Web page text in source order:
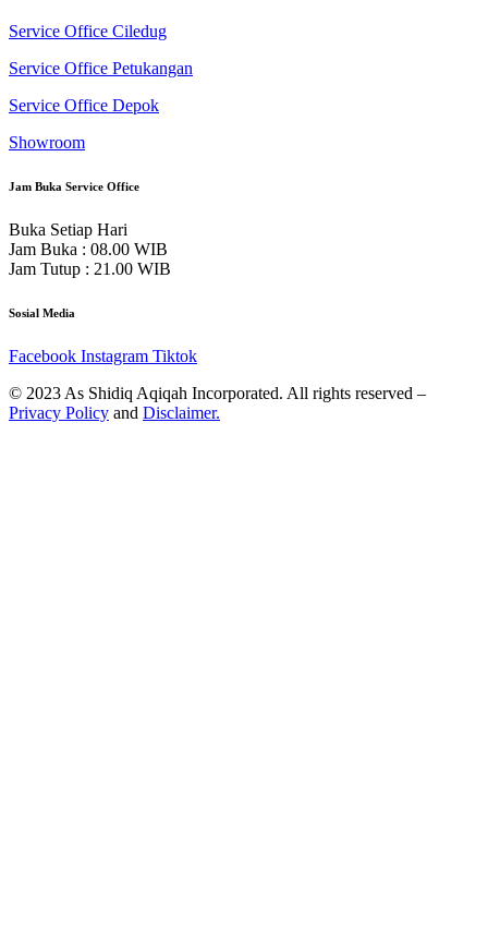
Service Office Ciledug
Service Office Petukangan
Service Office Depok
Showroom
Jam Buka Service Office
Buka Setiap Hari
Jam Buka : 08.00 WIB
Jam Tutup : 21.00 WIB
Sosial Media
Facebook Instagram Tiktok
© 2023 As Shidiq Aqiqah Incorporated. All rights reserved –
Privacy Policy and Disclaimer.